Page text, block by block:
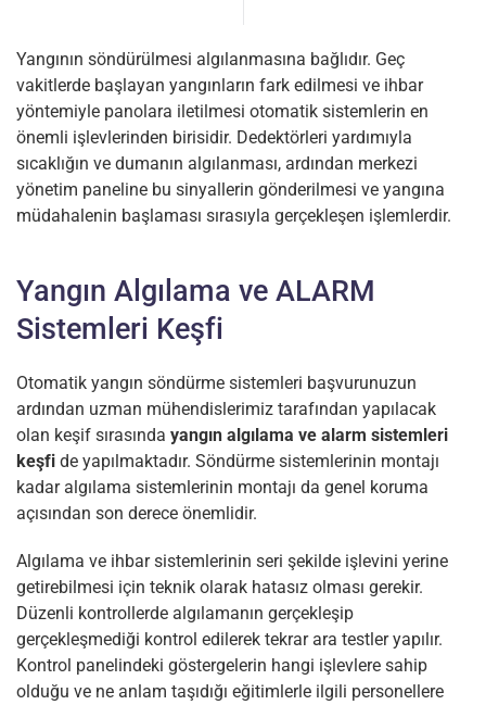
Yangının söndürülmesi algılanmasına bağlıdır. Geç
vakitlerde başlayan yangınların fark edilmesi ve ihbar
yöntemiyle panolara iletilmesi otomatik sistemlerin en
önemli işlevlerinden birisidir. Dedektörleri yardımıyla
sıcaklığın ve dumanın algılanması, ardından merkezi
yönetim paneline bu sinyallerin gönderilmesi ve yangına
müdahalenin başlaması sırasıyla gerçekleşen işlemlerdir.
Yangın Algılama ve ALARM
Sistemleri Keşfi
Otomatik yangın söndürme sistemleri başvurunuzun
ardından uzman mühendislerimiz tarafından yapılacak
olan keşif sırasında yangın algılama ve alarm sistemleri
keşfi de yapılmaktadır. Söndürme sistemlerinin montajı
kadar algılama sistemlerinin montajı da genel koruma
açısından son derece önemlidir.
Algılama ve ihbar sistemlerinin seri şekilde işlevini yerine
getirebilmesi için teknik olarak hatasız olması gerekir.
Düzenli kontrollerde algılamanın gerçekleşip
gerçekleşmediği kontrol edilerek tekrar ara testler yapılır.
Kontrol panelindeki göstergelerin hangi işlevlere sahip
olduğu ve ne anlam taşıdığı eğitimlerle ilgili personellere